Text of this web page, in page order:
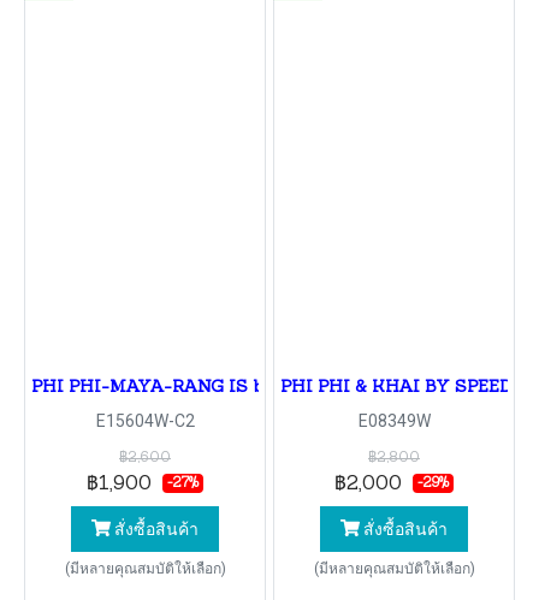
PHI PHI-MAYA-RANG IS by speed Boat
E15604W-C2
฿2,600
฿1,900 -27%
สั่งซื้อสินค้า
(มีหลายคุณสมบัติให้เลือก)
PHI PHI & KHAI BY SPEED
E08349W
฿2,800
฿2,000 -29%
สั่งซื้อสินค้า
(มีหลายคุณสมบัติให้เลือก)